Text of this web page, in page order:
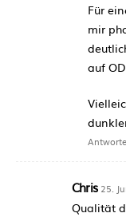
Für
mir
auf
Chris 25.
Qualität